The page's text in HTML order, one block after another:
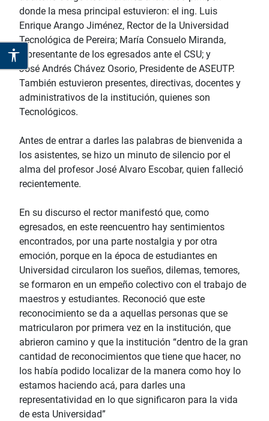
donde la mesa principal estuvieron: el ing. Luis
Enrique Arango Jiménez, Rector de la Universidad
Tecnológica de Pereira; María Consuelo Miranda,
representante de los egresados ante el CSU; y
José Andrés Chávez Osorio, Presidente de ASEUTP.
También estuvieron presentes, directivas, docentes y
administrativos de la institución, quienes son
Tecnológicos.
Antes de entrar a darles las palabras de bienvenida a
los asistentes, se hizo un minuto de silencio por el
alma del profesor José Alvaro Escobar, quien falleció
recientemente.
En su discurso el rector manifestó que, como
egresados, en este reencuentro hay sentimientos
encontrados, por una parte nostalgia y por otra
emoción, porque en la época de estudiantes en
Universidad circularon los sueños, dilemas, temores,
se formaron en un empeño colectivo con el trabajo de
maestros y estudiantes. Reconoció que este
reconocimiento se da a aquellas personas que se
matricularon por primera vez en la institución, que
abrieron camino y que la institución “dentro de la gran
cantidad de reconocimientos que tiene que hacer, no
los había podido localizar de la manera como hoy lo
estamos haciendo acá, para darles una
representatividad en lo que significaron para la vida
de esta Universidad”